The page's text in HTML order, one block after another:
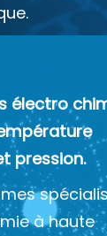
électro
pression.
à haute